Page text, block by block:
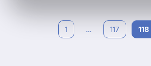
1 ... 117 118